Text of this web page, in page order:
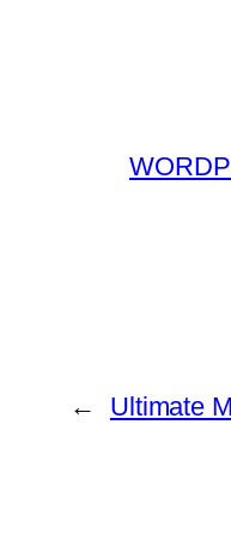
← Ultimate